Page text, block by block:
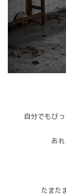
自分でもび
あ
たまた